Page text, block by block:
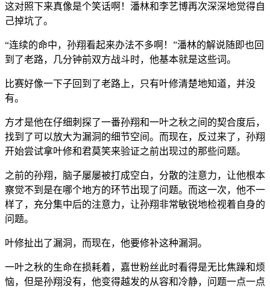
这对照下来真像是个笑话啊！潘林和李艺博再次深深地觉得自
己掉坑了。
“连续的命中，孙翔看起来办法不多啊！”潘林的解说随即也回
到了老路，几分钟前双方战斗时，他基本就是这些词。
比赛好像一下子回到了老路上，只有叶修清楚地知道，并没
有。
方才是他在仔细刺探了一番孙翔和一叶之秋之间的契合度后，
找到了可以放大为漏洞的细节空间。而现在，反过来了，孙翔
开始尝试拿叶修和君莫笑来验证之前出现过的那些问题。
之前的孙翔，脑子屡屡被打成空白，分散的注意力，让他根本
察觉不到是在哪个地方的环节出现了问题。而这一次，他不一
样了，充分集中后的注意力，让孙翔非常敏锐地检视着自身的
问题。
叶修扯出了漏洞，而现在，他要修补这种漏洞。
一叶之秋的生命在损耗着，嘉世粉丝此时看得是无比焦躁和烦
恼，但是孙翔没有，他变得越发的从容和冷静，问题一点一点